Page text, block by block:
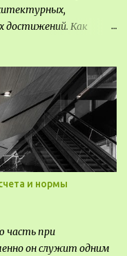
достижений. Как
постоянные
выставочных
информации,
технологий, обмен
и нормы
часть при
он служит одним